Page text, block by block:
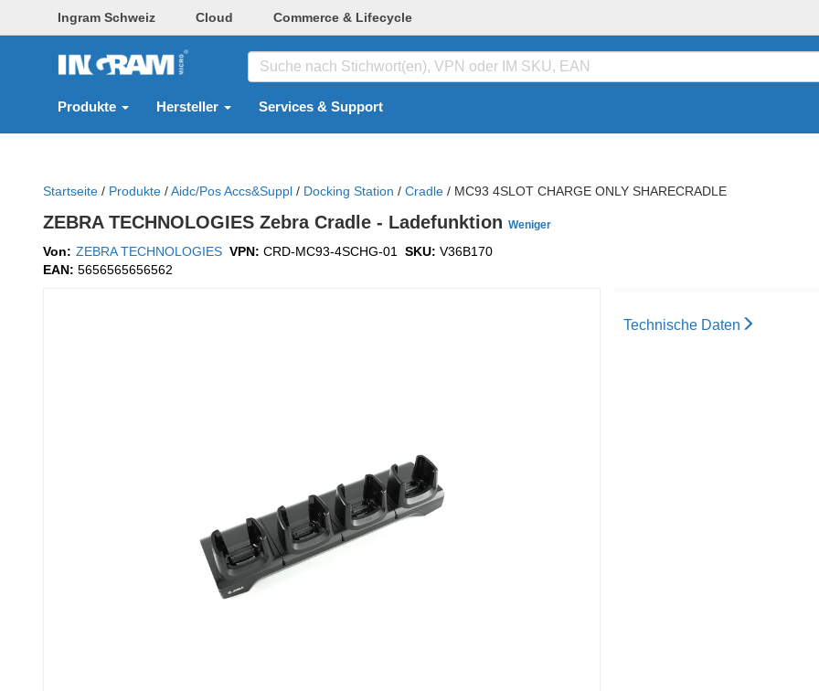
Ingram Schweiz Cloud Commerce & Lifecycle
Produkte Hersteller Services & Support
Startseite / Produkte /Aidc/pos Accs&suppl / Docking Station / Cradle / MC93 4SLOT CHARGE ONLY SHARECRADLE
ZEBRA TECHNOLOGIES Zebra Cradle - Ladefunktion Weniger
Von: ZEBRA TECHNOLOGIES VPN: CRD-MC93-4SCHG-01 SKU: V36B170
EAN: 5656565656562
Technische Daten